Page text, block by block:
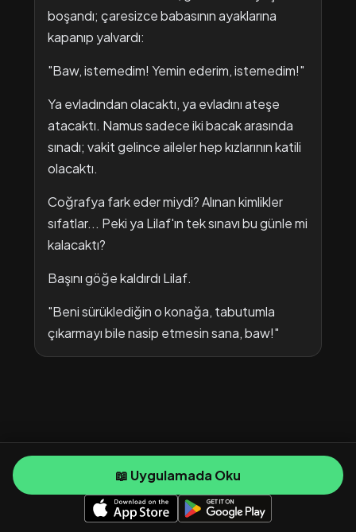
boşandı; çaresizce babasının ayaklarına
kapanıp yalvardı:
"Baw, istemedim! Yemin ederim, istemedim!"
Ya evladından olacaktı, ya evladını ateşe
atacaktı. Namus sadece iki bacak arasında
sınadı; vakit gelince aileler hep kızlarının katili
olacaktı.
Coğrafya fark eder miydi? Alınan kimlikler
sıfatlar... Peki ya Lilaf'ın tek sınavı bu günle mi
kalacaktı?
Başını göğe kaldırdı Lilaf.
"Beni sürüklediğin o konağa, tabutumla
çıkarmayı bile nasip etmesin sana, baw!"
📖 Uygulamada Oku